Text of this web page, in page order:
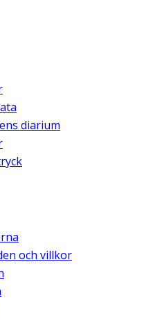
diarium
och villkor